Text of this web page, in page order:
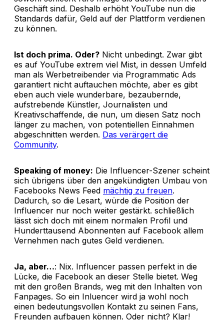
Geschäft sind. Deshalb erhöht YouTube nun die
Standards dafür, Geld auf der Plattform verdienen
zu können.
Ist doch prima. Oder? Nicht unbedingt. Zwar gibt
es auf YouTube extrem viel Mist, in dessen Umfeld
man als Werbetreibender via Programmatic Ads
garantiert nicht auftauchen möchte, aber es gibt
eben auch viele wunderbare, bezaubernde,
aufstrebende Künstler, Journalisten und
Kreativschaffende, die nun, um diesen Satz noch
länger zu machen, von potentiellen Einnahmen
abgeschnitten werden. Das verärgert die
Community.
Speaking of money: Die Influencer-Szener scheint
sich übrigens über den angekündigten Umbau von
Facebooks News Feed mächtig zu freuen.
Dadurch, so die Lesart, würde die Position der
Influencer nur noch weiter gestärkt. schließlich
lässt sich doch mit einem normalen Profil und
Hunderttausend Abonnenten auf Facebook allem
Vernehmen nach gutes Geld verdienen.
Ja, aber…: Nix. Influencer passen perfekt in die
Lücke, die Facebook an dieser Stelle bietet. Weg
mit den großen Brands, weg mit den Inhalten von
Fanpages. So ein Inluencer wird ja wohl noch
einen bedeutungsvollen Kontakt zu seinen Fans,
Freunden aufbauen können. Oder nicht? Klar!